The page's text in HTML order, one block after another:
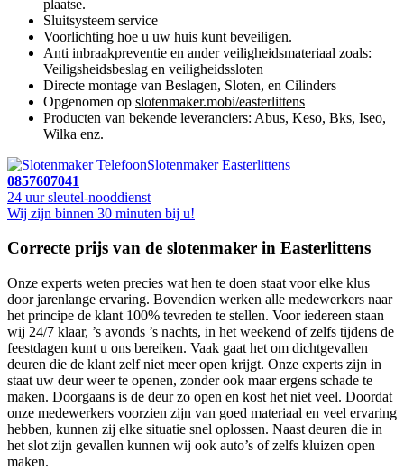
plaatse.
Sluitsysteem service
Voorlichting hoe u uw huis kunt beveiligen.
Anti inbraakpreventie en ander veiligheidsmateriaal zoals:
Veiligsheidsbeslag en veiligheidssloten
Directe montage van Beslagen, Sloten, en Cilinders
Opgenomen op slotenmaker.mobi/easterlittens
Producten van bekende leveranciers: Abus, Keso, Bks, Iseo,
Wilka enz.
Slotenmaker Easterlittens
0857607041
24 uur sleutel-nooddienst
Wij zijn binnen 30 minuten bij u!
Correcte prijs van de slotenmaker in Easterlittens
Onze experts weten precies wat hen te doen staat voor elke klus
door jarenlange ervaring. Bovendien werken alle medewerkers naar
het principe de klant 100% tevreden te stellen. Voor iedereen staan
wij 24/7 klaar, ’s avonds ’s nachts, in het weekend of zelfs tijdens de
feestdagen kunt u ons bereiken. Vaak gaat het om dichtgevallen
deuren die de klant zelf niet meer open krijgt. Onze experts zijn in
staat uw deur weer te openen, zonder ook maar ergens schade te
maken. Doorgaans is de deur zo open en kost het niet veel. Doordat
onze medewerkers voorzien zijn van goed materiaal en veel ervaring
hebben, kunnen zij elke situatie snel oplossen. Naast deuren die in
het slot zijn gevallen kunnen wij ook auto’s of zelfs kluizen open
maken.